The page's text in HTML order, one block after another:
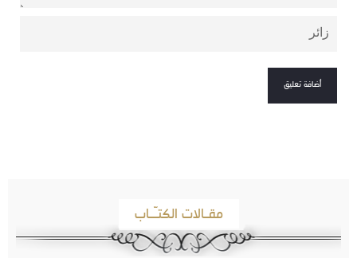
مقـالات الكتـّـاب